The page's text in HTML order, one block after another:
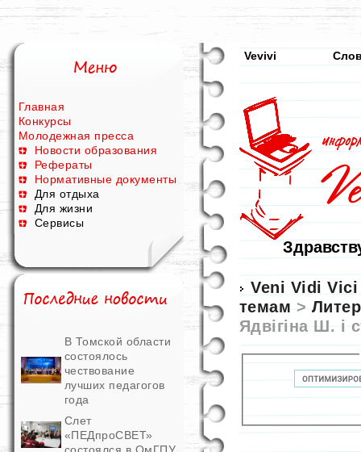
Главная
Конкурсы
Молодежная пресса
Новости образования
Рефераты
Нормативные документы
Для отдыха
Для жизни
Сервисы
В Томской области
состоялось
чествование
лучших педагогов
года
Слет
«ПЕДпроСВЕТ»
Vevivi
Veni Vidi Vici
темам >
Ядвігіна Ш. і